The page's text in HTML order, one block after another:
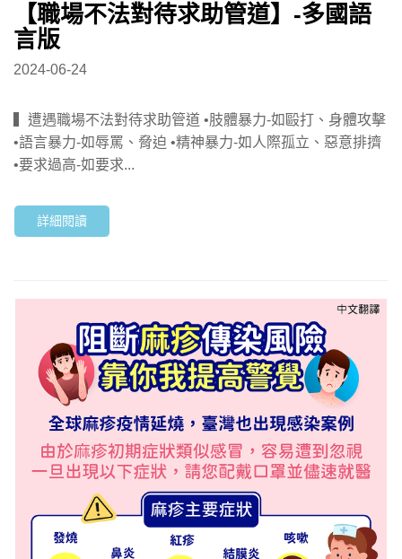
【職場不法對待求助管道】-多國語
言版
2024-06-24
▍遭遇職場不法對待求助管道 •肢體暴力-如毆打、身體攻擊
•語言暴力-如辱罵、脅迫 •精神暴力-如人際孤立、惡意排擠
•要求過高-如要求...
詳細閱讀